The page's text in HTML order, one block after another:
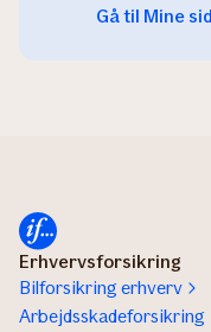
Gå til Mine
Erhvervsforsikring
Bilforsikring erhverv
Arbejdsskadeforsikring